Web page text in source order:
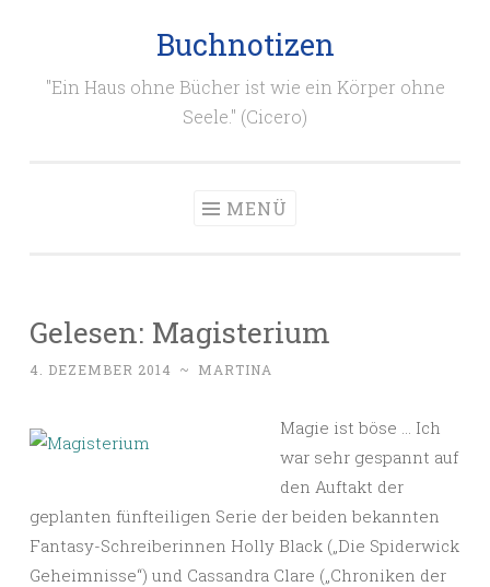
Buchnotizen
"Ein Haus ohne Bücher ist wie ein Körper ohne
Seele." (Cicero)
MENÜ
Gelesen: Magisterium
4. DEZEMBER 2014 ~ MARTINA
Magie ist böse … Ich
war sehr gespannt auf
den Auftakt der
geplanten fünfteiligen Serie der beiden bekannten
Fantasy-Schreiberinnen Holly Black („Die Spiderwick
Geheimnisse“) und Cassandra Clare („Chroniken der